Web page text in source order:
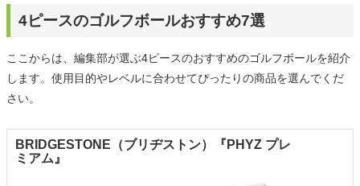
4ピースのゴルフボールおすすめ7選
ここからは、編集部が選ぶ4ピースのおすすめのゴルフボールを紹介
します。使用目的やレベルに合わせてぴったりの商品を選んでくだ
さい。
BRIDGESTONE（ブリヂストン）『PHYZ プレ
ミアム』